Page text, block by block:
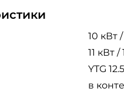
10 кВт
11 кВт /
YTG
в